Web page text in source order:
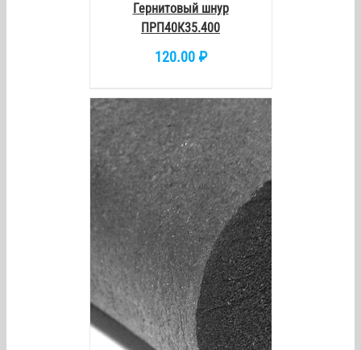
Гернитовый шнур
ПРП40К35.400
120.00 ₽